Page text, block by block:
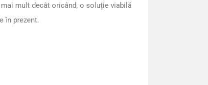
mult decât oricând, o soluție viabilă
în prezent.